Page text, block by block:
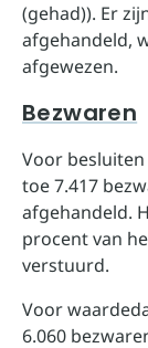
(gehad)). Er
afgehandeld,
afgewezen.
Bezwaren
Voor
toe 7.417
afgehandeld.
procent van
verstuurd.
Voor
6.060